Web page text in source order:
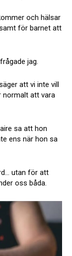
och hälsar
för barnet att
jag.
att vi inte vill
normalt att vara
sa att hon
ens när hon sa
utan för att
oss båda.